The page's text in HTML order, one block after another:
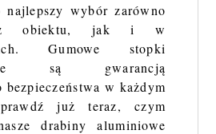
najlepszy wybór zarówno
obiektu, jak i w
Gumowe stopki
są gwarancją
bezpieczeństwa w każdym
już teraz, czym
drabiny aluminiowe